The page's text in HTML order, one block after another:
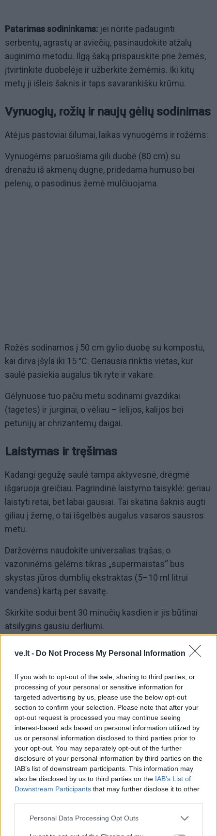
ve.lt - Do Not Process My Personal Information
If you wish to opt-out of the sale, sharing to third parties, or
processing of your personal or sensitive information for
targeted advertising by us, please use the below opt-out
section to confirm your selection. Please note that after your
opt-out request is processed you may continue seeing
interest-based ads based on personal information utilized by
us or personal information disclosed to third parties prior to
your opt-out. You may separately opt-out of the further
disclosure of your personal information by third parties on the
IAB’s list of downstream participants. This information may
also be disclosed by us to third parties on the IAB’s List of
Downstream Participants that may further disclose it to other
Personal Data Processing Opt Outs
Patarimas sodininkams: jei norite padauginti
serbentų, agrastų ar aviečių, pasinaudokite atžalų
auginimo metodu. Ilgą šaką prispauskite prie žemės,
įtvirtinkite duobelėje ir užberkite žemėmis. Iki kitų
metų ji išleis šaknis ir taps savarankišku krūmu.
Vynuogių, rožių ir naujų gėlių sodinimas
Atėjus pastoviai šilumai, laikas vynuogėms ir rožėms:
Vynuogėms paruošiama gili duobė (80 cm) su
drenažu iš akmenų dugne, pridedama humuso bei
pelenų, o pasodinus žemė mulčiuojama.
Rožės sodinamos į 50 cm gylio duobę su kompostu,
kai dirva įšyla iki 15 °C. Geriausia rinktis vietas, kur
saulė pasiekia augalus tik ryte ir vakare.
Gėlynuose tuo pačiu metu sodinami gvazdikai
(tagetes) ir jurginai, o vėliau – lelijos, kalijos bei
petunijų ar chrizantemų daigai.
Laistymas ir tręšimas
Kadangi gegužę saulė tampa aktyvesnė, drėgmė
išgaruoja greičiau. Pagrindinė laistymo taisyklė: geriau
laistyti retai, bet labai gausiai. Tai skatina šaknis augti
giliau į žemę, o tai išgelbės augalus vasaros sausros
metu.
Daržovėms naudokite universalias trąšas, o
vazoninėms gėlėms tikras „supermaistas“ bus
skystas jūros dumblių ekstraktas (5–10 ml litrui
vandens) kartą per savaitę.
Skirkite sodui bent 30 minučių kasdien ir jis būtinai
atsilygins gausiu derliumi.
Šaltinis: TSN.ua
Į Klaipėdą iš emigracijos
grįžusi Karina Kučinskienė
Jūros šventę anksčiau
puošęs Anatolijus